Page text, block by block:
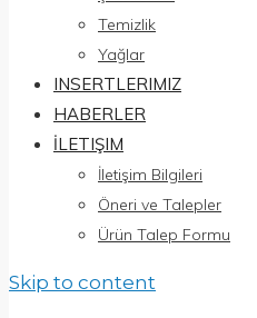
Temizlik
Yağlar
INSERTLERIMIZ
HABERLER
İLETIŞIM
İletişim Bilgileri
Öneri ve Talepler
Ürün Talep Formu
Skip to content